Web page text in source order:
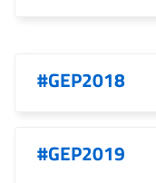
#GEP2018
#GEP2019